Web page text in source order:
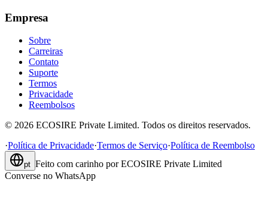
Empresa
Sobre
Carreiras
Contato
Suporte
Termos
Privacidade
Reembolsos
© 2026 ECOSIRE Private Limited. Todos os direitos reservados.
·Política de Privacidade·Termos de Serviço·Política de Reembolso
pt Feito com carinho por ECOSIRE Private Limited
Converse no WhatsApp